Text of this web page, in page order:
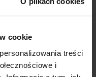
cookie
treści
i
z
i biotworzyw).